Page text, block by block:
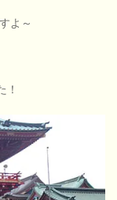
よ～
！